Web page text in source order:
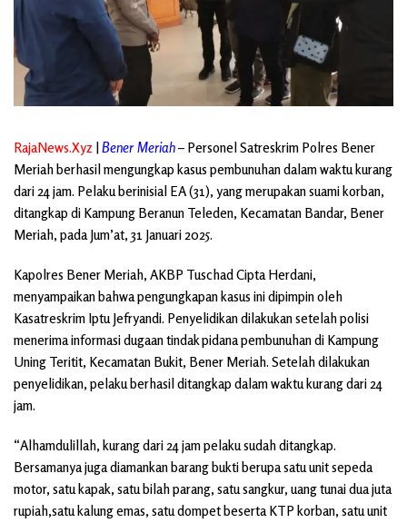
RajaNews.Xyz |Bener Meriah– Personel Satreskrim Polres Bener
Meriah berhasil mengungkap kasus pembunuhan dalam waktu kurang
dari 24 jam. Pelaku berinisial EA (31), yang merupakan suami korban,
ditangkap di Kampung Beranun Teleden, Kecamatan Bandar, Bener
Meriah, pada Jum’at, 31 Januari 2025.
Kapolres Bener Meriah, AKBP Tuschad Cipta Herdani,
menyampaikan bahwa pengungkapan kasus ini dipimpin oleh
Kasatreskrim Iptu Jefryandi. Penyelidikan dilakukan setelah polisi
menerima informasi dugaan tindak pidana pembunuhan di Kampung
Uning Teritit, Kecamatan Bukit, Bener Meriah. Setelah dilakukan
penyelidikan, pelaku berhasil ditangkap dalam waktu kurang dari 24
jam.
“Alhamdulillah, kurang dari 24 jam pelaku sudah ditangkap.
Bersamanya juga diamankan barang bukti berupa satu unit sepeda
motor, satu kapak, satu bilah parang, satu sangkur, uang tunai dua juta
rupiah,satu kalung emas, satu dompet beserta KTP korban, satu unit